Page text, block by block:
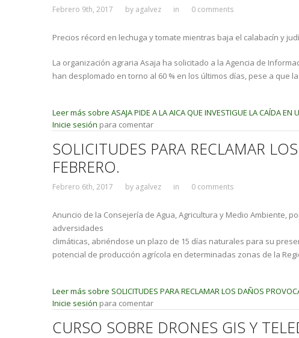
Febrero 9th, 2017 by agalvez in 0 comments
Precios récord en lechuga y tomate mientras baja el calabacín y
La organización agraria Asaja ha solicitado a la Agencia de
han desplomado en torno al 60 % en los últimos días, pese a que
Leer más sobre ASAJA PIDE A LA AICA QUE INVESTIGUE LA CAÍDA EN
Inicie sesión para comentar
SOLICITUDES PARA RECLAMAR
FEBRERO.
Febrero 6th, 2017 by agalvez in 0 comments
Anuncio de la Consejería de Agua, Agricultura y Medio Ambiente,
adversidades
climáticas, abriéndose un plazo de 15 días naturales para su
potencial de producción agrícola en determinadas zonas de la
Leer más sobre SOLICITUDES PARA RECLAMAR LOS DAÑOS
Inicie sesión para comentar
CURSO SOBRE DRONES GIS Y